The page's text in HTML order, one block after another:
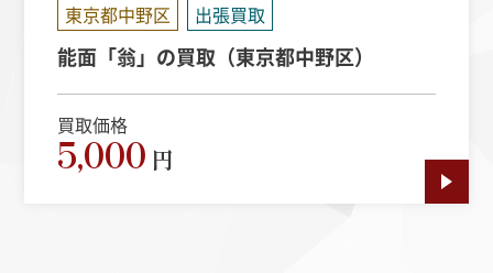
東京都中野区 出張買取
能面「翁」の買取（東京都中野区）
買取価格
5,000 円